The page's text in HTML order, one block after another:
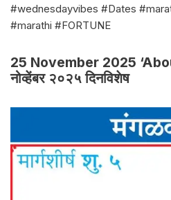
#wednesdayvibes #Dates
#marathi #FORTUNE
25 November 2025
नोव्हेंबर २०२५ दिनविशेष